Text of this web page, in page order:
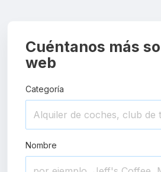
Cuéntanos más
web
Categoría
Nombre